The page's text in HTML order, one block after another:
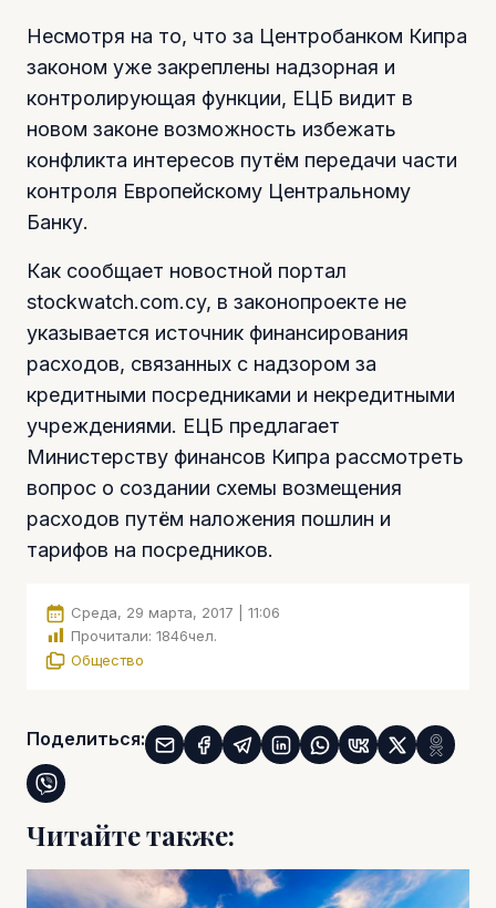
Несмотря на то, что за Центробанком Кипра
законом уже закреплены надзорная и
контролирующая функции, ЕЦБ видит в
новом законе возможность избежать
конфликта интересов путём передачи части
контроля Европейскому Центральному
Банку.
Как сообщает новостной портал
stockwatch.com.cy, в законопроекте не
указывается источник финансирования
расходов, связанных с надзором за
кредитными посредниками и некредитными
учреждениями. ЕЦБ предлагает
Министерству финансов Кипра рассмотреть
вопрос о создании схемы возмещения
расходов путём наложения пошлин и
тарифов на посредников.
Среда, 29 марта, 2017 | 11:06
Прочитали: 1846чел.
Общество
Поделиться:
Читайте также: